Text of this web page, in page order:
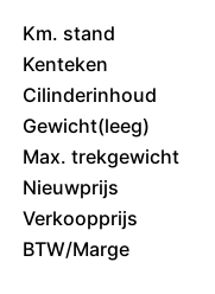
Km. stand
Kenteken
Cilinderinhoud
Gewicht(leeg)
Max. trekgewicht
Nieuwprijs
Verkoopprijs
BTW/Marge